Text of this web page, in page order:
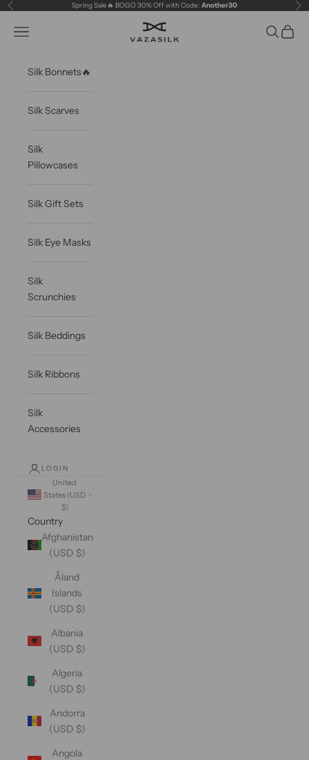
Skip to content
Previous Spring Sale🔥 BOGO 30% Off with Code: Another30
VAZASILK
Open navigation menu OpenOpen
Silk Bonnets🔥
Silk Scarves
Silk
Pillowcases
Silk Gift Sets
Silk Eye Masks
Silk
Scrunchies
Silk Beddings
Silk Ribbons
Silk
Accessories
LOGIN
United
States (USD
$)
Country
Afghanistan
(USD $)
Åland
Islands
(USD $)
Albania
(USD $)
Algeria
(USD $)
Andorra
(USD $)
Angola